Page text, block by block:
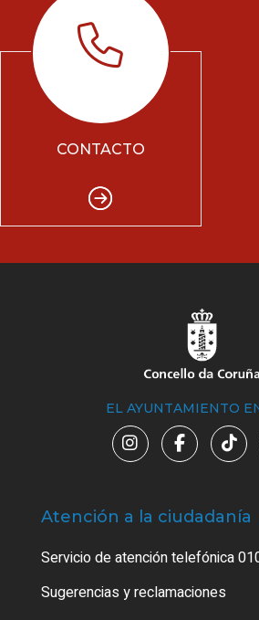
CONTACTO
EL AYUNTAMIENTO
Atención a la ciudadanía
Servicio de atención telefónica
Sugerencias y reclamaciones